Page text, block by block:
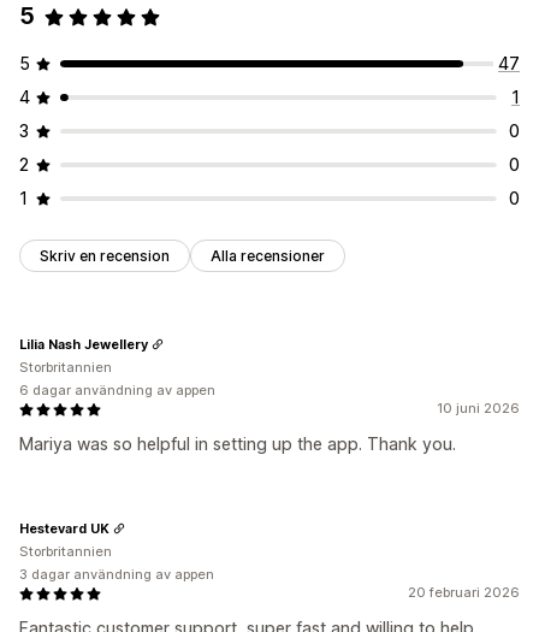
5
5
47
4
1
3
0
2
0
1
0
Skriv en recension Alla recensioner
10 juni 2026
Mariya was so helpful in setting up the app. Thank you.
Lilia Nash Jewellery
Storbritannien
6 dagar användning av appen
20 februari 2026
Hestevard UK
Storbritannien
3 dagar användning av appen